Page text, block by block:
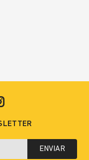
ENVIAR